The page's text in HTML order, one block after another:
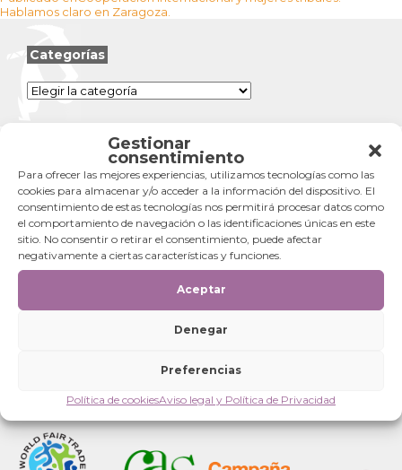
Gestionar
consentimiento
Para ofrecer las mejores experiencias, utilizamos tecnologías como las
cookies para almacenar y/o acceder a la información del dispositivo. El
consentimiento de estas tecnologías nos permitirá procesar datos como
el comportamiento de navegación o las identificaciones únicas en este
sitio. No consentir o retirar el consentimiento, puede afectar
negativamente a ciertas características y funciones.
Aceptar
Denegar
Preferencias
Política de cookiesAviso legal y Política de Privacidad
de
Hablamos claro en Zaragoza.
Categorías
Categorías